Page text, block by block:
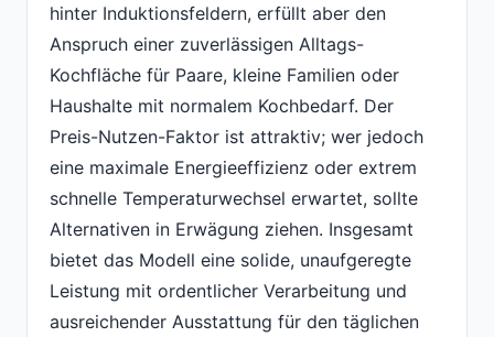
hinter Induktionsfeldern, erfüllt aber den
Anspruch einer zuverlässigen Alltags-
Kochfläche für Paare, kleine Familien oder
Haushalte mit normalem Kochbedarf. Der
Preis-Nutzen-Faktor ist attraktiv; wer jedoch
eine maximale Energieeffizienz oder extrem
schnelle Temperaturwechsel erwartet, sollte
Alternativen in Erwägung ziehen. Insgesamt
bietet das Modell eine solide, unaufgeregte
Leistung mit ordentlicher Verarbeitung und
ausreichender Ausstattung für den täglichen